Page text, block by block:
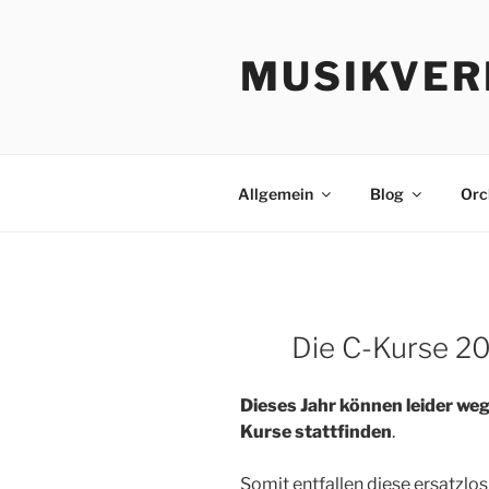
Allgemein Blog
Die C-Kurse
Dieses Jahr können leider
Kurse stattfinden.
Somit entfallen diese